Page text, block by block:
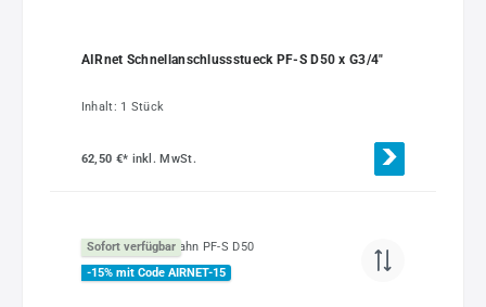
AIRnet Schnellanschlussstueck PF-S D50 x G3/4"
Inhalt: 1 Stück
62,50 €* inkl. MwSt.
Sofort verfügbar
-15% mit Code AIRNET-15